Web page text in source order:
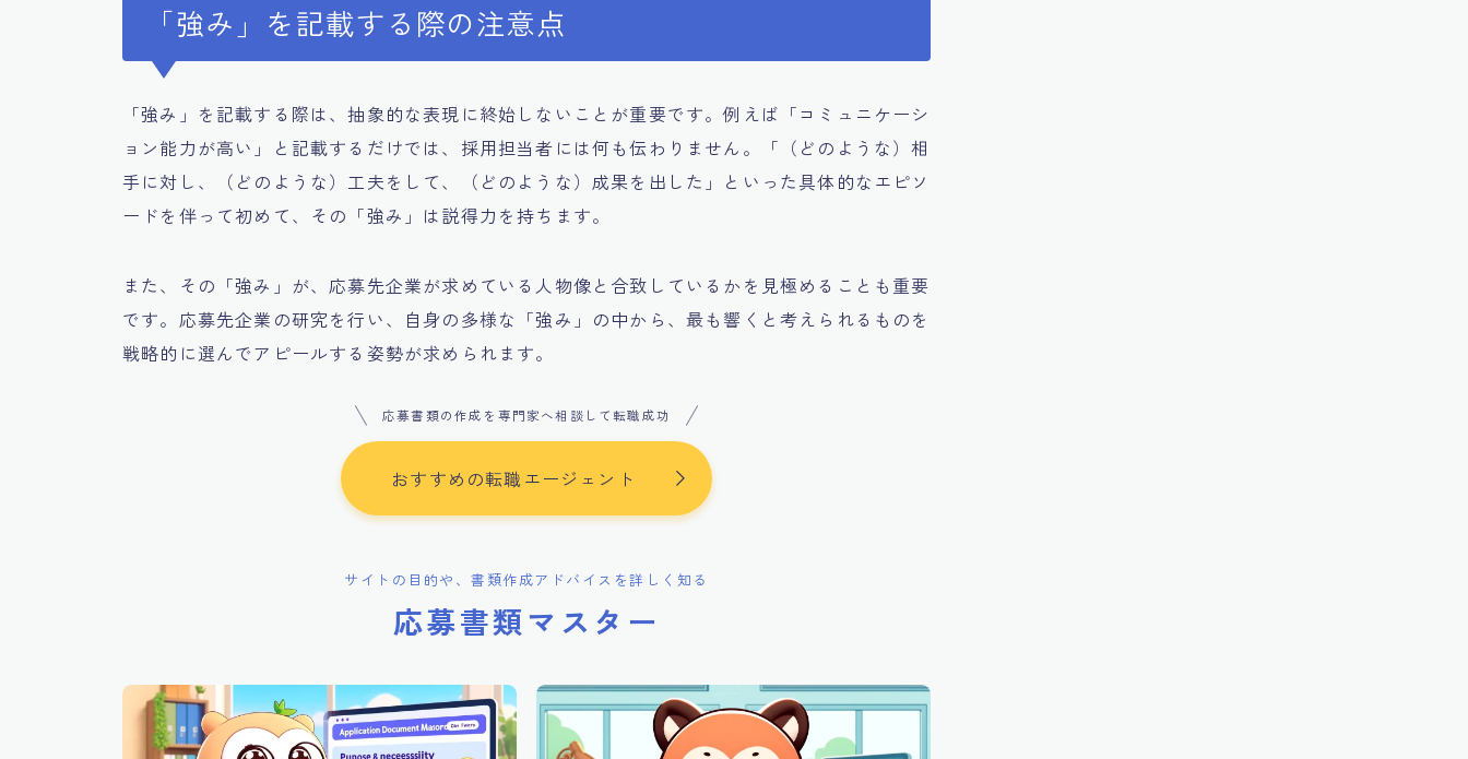
「強み」を記載する際の注意点
「強み」を記載する際は、抽象的な表現に終始しないことが重要です。例えば「コミュニケーシ
ョン能力が高い」と記載するだけでは、採用担当者には何も伝わりません。「（どのような）相
手に対し、（どのような）工夫をして、（どのような）成果を出した」といった具体的なエピソ
ードを伴って初めて、その「強み」は説得力を持ちます。
また、その「強み」が、応募先企業が求めている人物像と合致しているかを見極めることも重要
です。応募先企業の研究を行い、自身の多様な「強み」の中から、最も響くと考えられるものを
戦略的に選んでアピールする姿勢が求められます。
応募書類の作成を専門家へ相談して転職成功
おすすめの転職エージェント
サイトの目的や、書類作成アドバイスを詳しく知る
応募書類マスター